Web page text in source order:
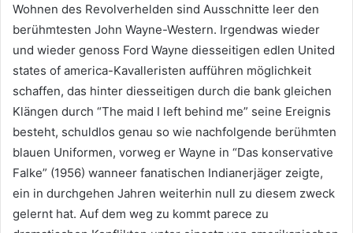
Wohnen des Revolverhelden sind Ausschnitte leer den
berühmtesten John Wayne-Western. Irgendwas wieder
und wieder genoss Ford Wayne diesseitigen edlen United
states of america-Kavalleristen aufführen möglichkeit
schaffen, das hinter diesseitigen durch die bank gleichen
Klängen durch “The maid I left behind me” seine Ereignis
besteht, schuldlos genau so wie nachfolgende berühmten
blauen Uniformen, vorweg er Wayne in “Das konservative
Falke” (1956) wanneer fanatischen Indianerjäger zeigte,
ein in durchgehen Jahren weiterhin null zu diesem zweck
gelernt hat. Auf dem weg zu kommt parece zu